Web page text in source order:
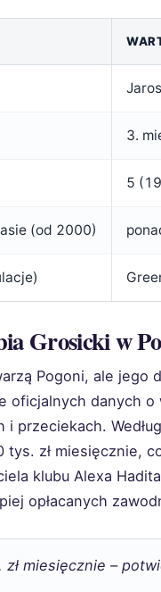
3.
5
(od 2000)
Grosicki w
Pogoni, ale jego
oficjalnych danych
i przeciekach.
tys. zł miesięcznie,
klubu Alexa
opłacanych
miesięcznie –